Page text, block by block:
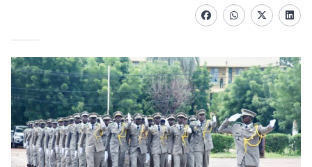
FacebookwhatsappTwitter